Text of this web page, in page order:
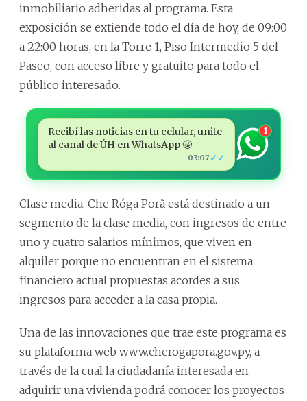
inmobiliario adheridas al programa. Esta
exposición se extiende todo el día de hoy, de 09:00
a 22:00 horas, en la Torre 1, Piso Intermedio 5 del
Paseo, con acceso libre y gratuito para todo el
público interesado.
Recibí las noticias en tu celular, unite
al canal de ÚH en WhatsApp 🤩
03:07 ✓✓
1
Clase media. Che Róga Porã está destinado a un
segmento de la clase media, con ingresos de entre
uno y cuatro salarios mínimos, que viven en
alquiler porque no encuentran en el sistema
financiero actual propuestas acordes a sus
ingresos para acceder a la casa propia.
Una de las innovaciones que trae este programa es
su plataforma web www.cherogapora.gov.py, a
través de la cual la ciudadanía interesada en
adquirir una vivienda podrá conocer los proyectos